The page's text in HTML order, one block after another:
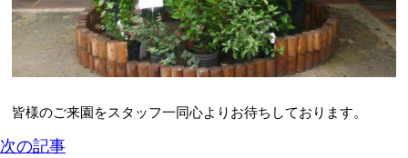
皆様のご来園をスタッフ一同心よりお待ちしております。
次の記事